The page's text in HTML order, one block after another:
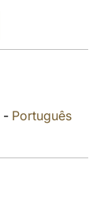
- Português